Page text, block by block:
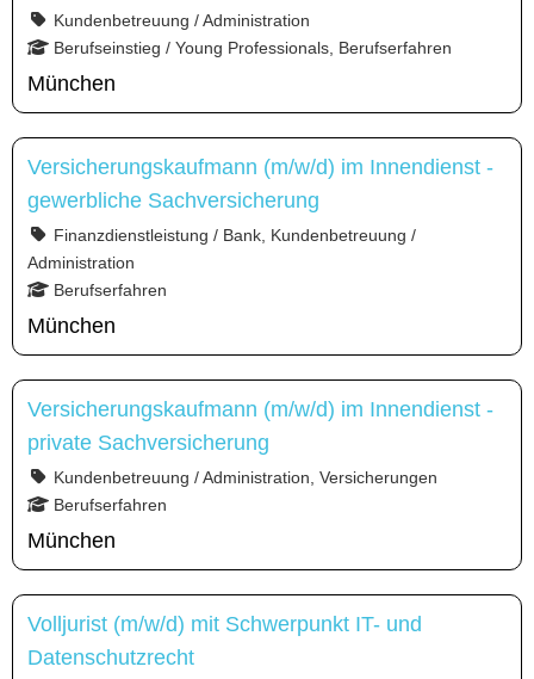
Kundenbetreuung / Administration
Berufseinstieg / Young Professionals, Berufserfahren
München
Versicherungskaufmann (m/w/d) im Innendienst -
gewerbliche Sachversicherung
Finanzdienstleistung / Bank, Kundenbetreuung /
Administration
Berufserfahren
München
Versicherungskaufmann (m/w/d) im Innendienst -
private Sachversicherung
Kundenbetreuung / Administration, Versicherungen
Berufserfahren
München
Volljurist (m/w/d) mit Schwerpunkt IT- und
Datenschutzrecht